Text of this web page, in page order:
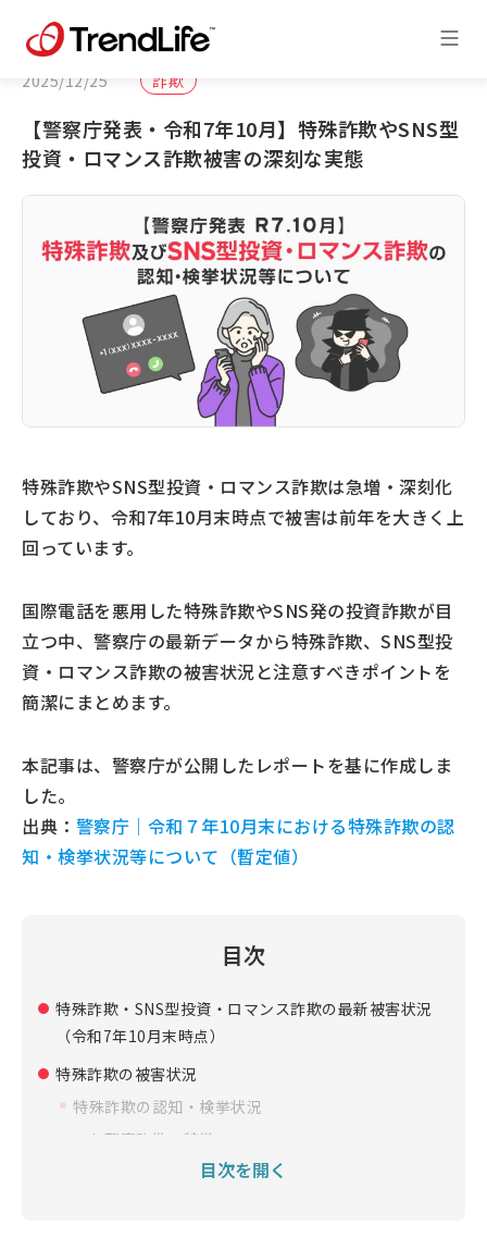
2025/12/25 詐欺
【警察庁発表・令和7年10月】特殊詐欺やSNS型
投資・ロマンス詐欺被害の深刻な実態
特殊詐欺やSNS型投資・ロマンス詐欺は急増・深刻化
しており、令和7年10月末時点で被害は前年を大きく上
回っています。
国際電話を悪用した特殊詐欺やSNS発の投資詐欺が目
立つ中、警察庁の最新データから特殊詐欺、SNS型投
資・ロマンス詐欺の被害状況と注意すべきポイントを
簡潔にまとめます。
本記事は、警察庁が公開したレポートを基に作成しま
した。
出典： 警察庁｜令和７年10月末における特殊詐欺の認
知・検挙状況等について（暫定値）
目次
特殊詐欺・SNS型投資・ロマンス詐欺の最新被害状況
（令和7年10月末時点）
特殊詐欺の被害状況
特殊詐欺の認知・検挙状況
ニセ警察詐欺の特徴
携帯電話・固定電話別の被害者の特徴
目次を開く